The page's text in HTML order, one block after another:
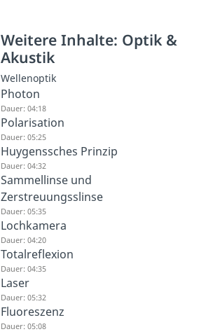
Weitere Inhalte: Optik &
Akustik
Wellenoptik
Photon
Dauer: 04:18
Polarisation
Dauer: 05:25
Huygenssches Prinzip
Dauer: 04:32
Sammellinse und
Zerstreuungsslinse
Dauer: 05:35
Lochkamera
Dauer: 04:20
Totalreflexion
Dauer: 04:35
Laser
Dauer: 05:32
Fluoreszenz
Dauer: 05:08